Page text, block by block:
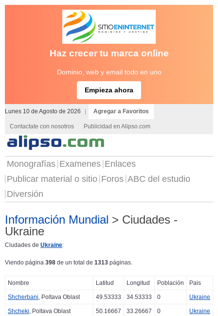
Haz crecer tu marca online
Dominio, web y email todo en uno
Empieza ahora
Lunes 10 de Agosto de 2026 Agregar a Favoritos
Contactate con nosotros Publicidad en Alipso.com
Monografías Examenes Enlaces
Publicar material o sitio Foros ABC del estudio
Diversión
Información Mundial > Ciudades -
Ukraine
Ciudades de Ukraine:
Viendo página 398 de un total de 1313 páginas.
Nombre Latitud Longitud Población Pais
Shcherbani, Poltava Oblast 49.53333 34.53333 0 Ukraine
Shcheki, Poltava Oblast 50.16667 33.26667 0 Ukraine